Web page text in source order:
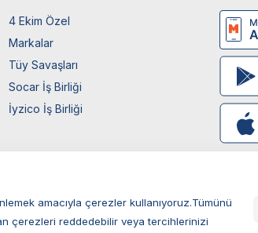
4 Ekim Özel
Markalar
Tüy Savaşları
Socar İş Birliği
İyzico İş Birliği
amacıyla çerezler kullanıyoruz.Tümünü
çerezleri reddedebilir veya tercihlerinizi